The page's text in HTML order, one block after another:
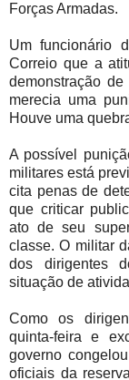
Forças Armadas.
Um funcionário
Correio que a
demonstração
merecia uma
Houve uma
A possível
militares está
cita penas de
que criticar
ato de seu
classe. O militar
dos dirigentes
situação de
Como os
quinta-feira e
governo
oficiais da